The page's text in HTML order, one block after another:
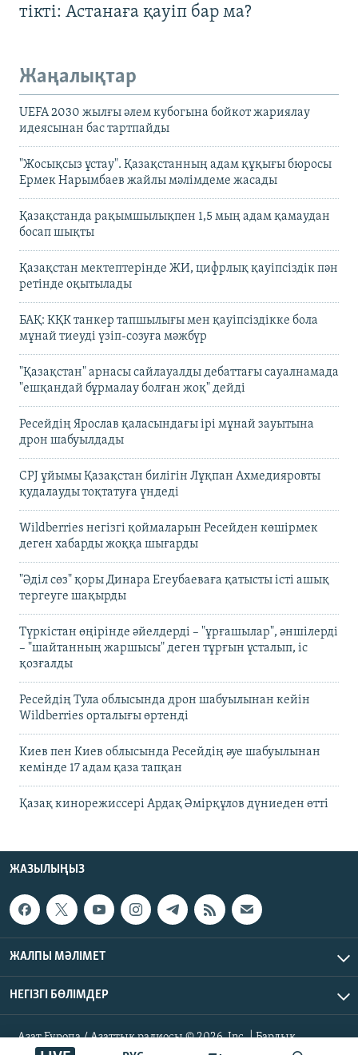
тікті: Астанаға қауіп бар ма?
Жаңалықтар
UEFA 2030 жылғы әлем кубогына бойкот жариялау
идеясынан бас тартпайды
"Жосықсыз ұстау". Қазақстанның адам құқығы бюросы
Ермек Нарымбаев жайлы мәлімдеме жасады
Қазақстанда рақымшылықпен 1,5 мың адам қамаудан
босап шықты
Қазақстан мектептерінде ЖИ, цифрлық қауіпсіздік пән
ретінде оқытылады
БАҚ: КҚК танкер тапшылығы мен қауіпсіздікке бола
мұнай тиеуді үзіп-созуға мәжбүр
"Қазақстан" арнасы сайлауалды дебаттағы сауалнамада
"ешқандай бұрмалау болған жоқ" дейді
Ресейдің Ярослав қаласындағы ірі мұнай зауытына
дрон шабуылдады
CPJ ұйымы Қазақстан билігін Лұқпан Ахмедияровты
қудалауды тоқтатуға үндеді
Wildberries негізгі қоймаларын Ресейден көшірмек
деген хабарды жоққа шығарды
"Әділ сөз" қоры Динара Егеубаеваға қатысты істі ашық
тергеуге шақырды
Түркістан өңірінде әйелдерді – "ұрғашылар", әншілерді
– "шайтанның жаршысы" деген тұрғын ұсталып, іс
қозғалды
Ресейдің Тула облысында дрон шабуылынан кейін
Wildberries орталығы өртенді
Киев пен Киев облысында Ресейдің әуе шабуылынан
кемінде 17 адам қаза тапқан
Қазақ кинорежиссері Ардақ Әмірқұлов дүниеден өтті
ЖАЗЫЛЫҢЫЗ
ЖАЛПЫ МӘЛІМЕТ
НЕГІЗГІ БӨЛІМДЕР
Азат Еуропа / Азаттық радиосы © 2026, Inc. | Барлық